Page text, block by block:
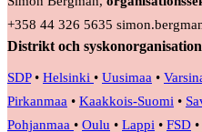
+358 44 326 5635
Distrikt och
SDP• Helsinki • Uusimaa •
Pirkanmaa • Kaakkois-Suomi •
Pohjanmaa • Oulu • Lappi • FSD •